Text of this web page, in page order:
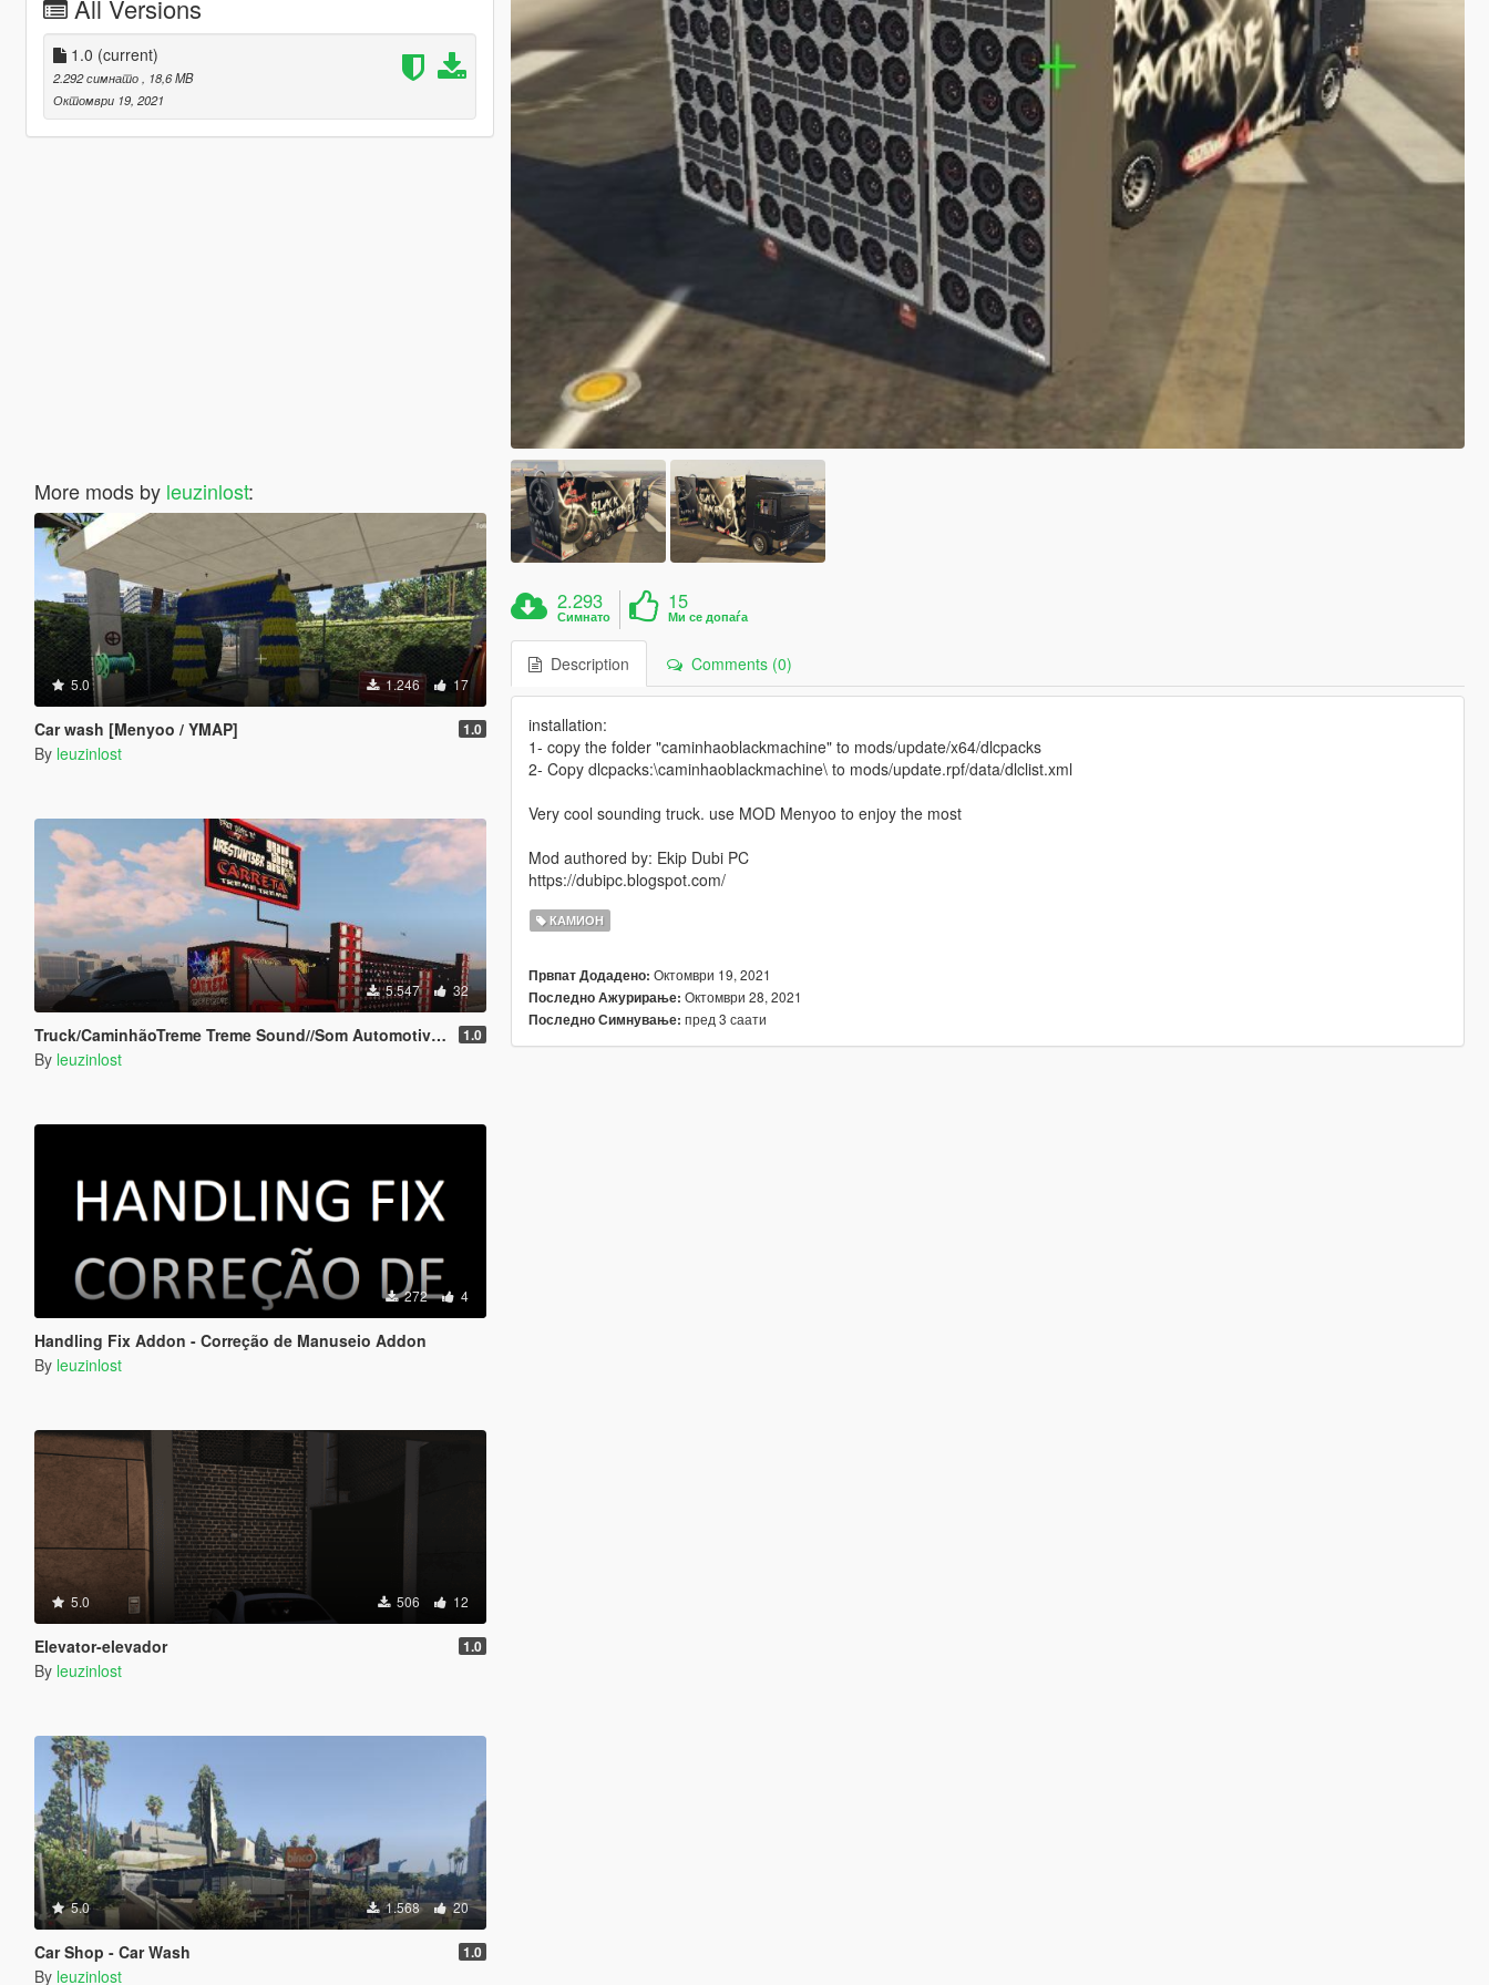
All Versions
1.0 (current)
2.292 симнато
, 18,6 MB
Октомври 19, 2021
More mods by leuzinlost:
5.0 1.246 17
Car wash [Menyoo / YMAP] 1.0
By leuzinlost
5.547 32
Truck/CaminhãoTreme Treme Sound//Som Automotivo Add-on 1.0
By leuzinlost
272 4
Handling Fix Addon - Correção de Manuseio Addon
By leuzinlost
5.0 506 12
Elevator-elevador 1.0
By leuzinlost
5.0 1.568 20
Car Shop - Car Wash 1.0
By leuzinlost
2.293
Симнато
15
Ми се допаѓа
Description Comments (0)
installation:
1- copy the folder "caminhaoblackmachine" to mods/update/x64/dlcpacks
2- Copy dlcpacks:\caminhaoblackmachine\ to mods/update.rpf/data/dlclist.xml
Very cool sounding truck. use MOD Menyoo to enjoy the most
Mod authored by: Ekip Dubi PC
https://dubipc.blogspot.com/
КАМИОН
Првпат Додадено: Октомври 19, 2021
Последно Ажурирање: Октомври 28, 2021
Последно Симнување: пред 3 саати